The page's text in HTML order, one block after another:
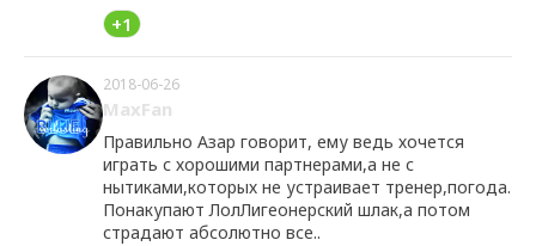
+1
2018-06-26
MaxFan
Правильно Азар говорит, ему ведь хочется
играть с хорошими партнерами,а не с
нытиками,которых не устраивает тренер,погода.
Понакупают ЛолЛигеонерский шлак,а потом
страдают абсолютно все..